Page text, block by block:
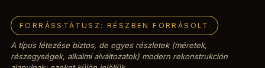
Kapcsolat
FORRÁSSTÁTUSZ: RÉSZBEN FORRÁSOLT
A típus létezése biztos, de egyes részletek (méretek,
részegységek, alkalmi alváltozatok) modern rekonstrukción